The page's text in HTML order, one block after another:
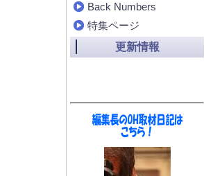
Back Numbers
特集ページ
更新情報